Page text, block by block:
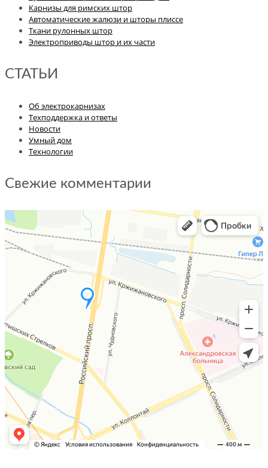
Карнизы для римских штор
Автоматические жалюзи и шторы плиссе
Ткани рулонных штор
Электроприводы штор и их части
СТАТЬИ
Об электрокарнизах
Техподдержка и ответы
Новости
Умный дом
Технологии
Свежие комментарии